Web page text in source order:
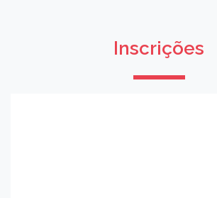
Inscrições